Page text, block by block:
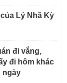
Lý Nhã Kỳ
đi vắng,
đi hôm khác
ngày